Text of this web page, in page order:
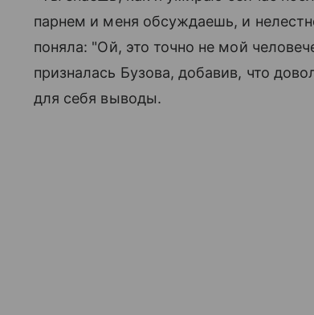
парнем и меня обсуждаешь, и
поняла: "Ой, это точно не мой
призналась Бузова, добавив, что
для себя выводы.